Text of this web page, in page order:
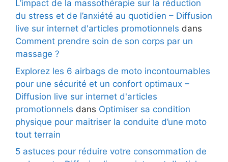
L’impact de la massothérapie sur la réduction
du stress et de l’anxiété au quotidien – Diffusion
live sur internet d'articles promotionnels dans
Comment prendre soin de son corps par un
massage ?
Explorez les 6 airbags de moto incontournables
pour une sécurité et un confort optimaux –
Diffusion live sur internet d'articles
promotionnels dans Optimiser sa condition
physique pour maitriser la conduite d’une moto
tout terrain
5 astuces pour réduire votre consommation de